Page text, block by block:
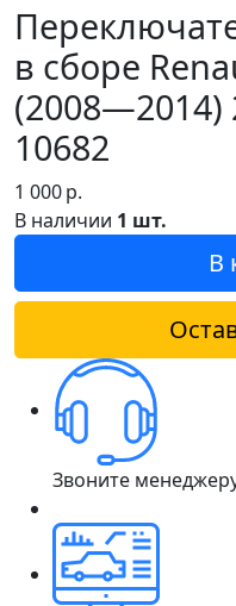
в сборе
(2008—2014)
10682
1 000р.
В наличии 1 шт.
В
Звоните